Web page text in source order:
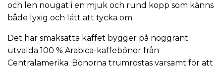
och len nougat i en mjuk och rund kopp som känns
både lyxig och lätt att tycka om.
Det här smaksatta kaffet bygger på noggrant
utvalda 100 % Arabica-kaffebönor från
Centralamerika. Bönorna trumrostas varsamt för att